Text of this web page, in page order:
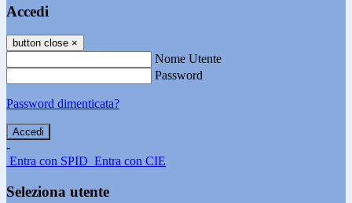
Accedi
button close ×
Nome Utente
Password
Password dimenticata?
-
Entra con SPID Entra con CIE
Seleziona utente